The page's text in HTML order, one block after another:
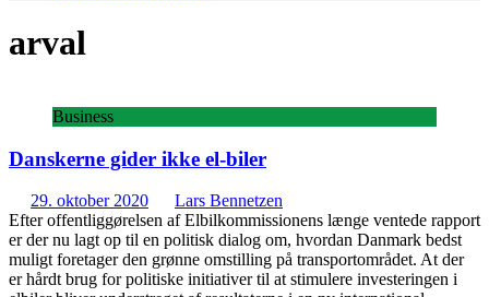
arval
Business
Danskerne gider ikke el-biler
29. oktober 2020
Lars Bennetzen
Efter offentliggørelsen af Elbilkommissionens længe ventede rapport
er der nu lagt op til en politisk dialog om, hvordan Danmark bedst
muligt foretager den grønne omstilling på transportområdet. At der
er hårdt brug for politiske initiativer til at stimulere investeringen i